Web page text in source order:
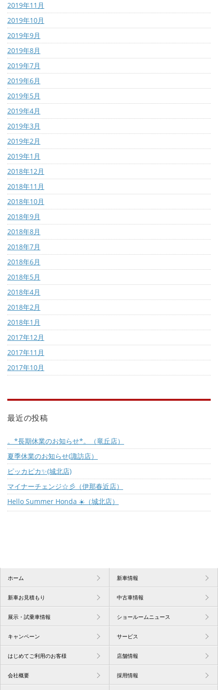
2019年11月
2019年10月
2019年9月
2019年8月
2019年7月
2019年6月
2019年5月
2019年4月
2019年3月
2019年2月
2019年1月
2018年12月
2018年11月
2018年10月
2018年9月
2018年8月
2018年7月
2018年6月
2018年5月
2018年4月
2018年2月
2018年1月
2017年12月
2017年11月
2017年10月
最近の投稿
。*長期休業のお知らせ*。（竜丘店）
夏季休業のお知らせ(諏訪店）
ピッカピカ✨(城北店)
マイナーチェンジ☆彡（伊那春近店）
Hello Summer Honda ☀️（城北店）
ホーム 新車情報
新車お見積もり 中古車情報
展示・試乗車情報 ショールームニュース
キャンペーン サービス
はじめてご利用のお客様 店舗情報
会社概要 採用情報